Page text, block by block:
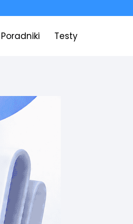
Poradniki Testy